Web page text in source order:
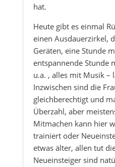
hat.
Heute gibt es einmal
einen Ausdauerzirkel,
Geräten, eine Stunde
entspannende Stunde
u.a. , alles mit Musik –
Inzwischen sind die
gleichberechtigt und
Überzahl, aber
Mitmachen kann hier
trainiert oder
etwas älter, allen tut
Neueinsteiger sind